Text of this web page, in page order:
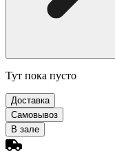
Тут пока пусто
Доставка
Самовывоз
В зале